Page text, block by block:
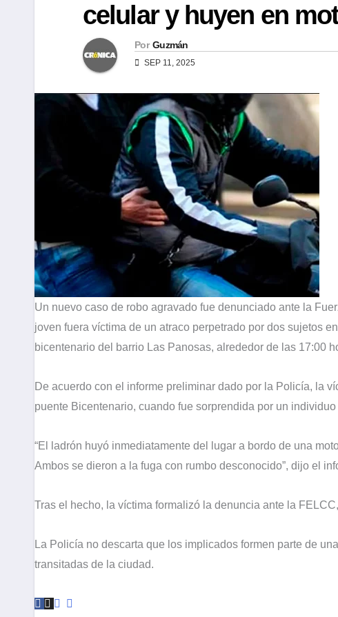
celular y huyen en
Por Guzmán
SEP 11, 2025
Un nuevo caso de robo agravado fue denunciado ante la
joven fuera víctima de un atraco perpetrado por dos sujetos
bicentenario del barrio Las Panosas, alrededor de las 17:00
De acuerdo con el informe preliminar dado por la Policía, la
puente Bicentenario, cuando fue sorprendida por un
“El ladrón huyó inmediatamente del lugar a bordo de una
Ambos se dieron a la fuga con rumbo desconocido”, dijo el
Tras el hecho, la víctima formalizó la denuncia ante la
La Policía no descarta que los implicados formen parte de
transitadas de la ciudad.